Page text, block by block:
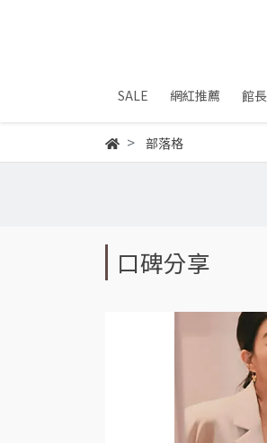
SALE 網紅推薦 館
部落格
口碑分享